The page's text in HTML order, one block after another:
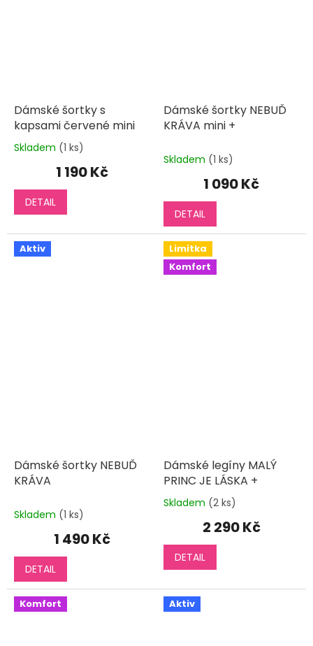
Dámské šortky s
kapsami červené mini
Průměrné
je
5,0
z
hvězdiček.
Skladem (1 ks)
1 190 Kč
DETAIL
Dámské šortky NEBUĎ
KRÁVA mini +
Skladem (1 ks)
1 090 Kč
DETAIL
Aktiv
Dámské šortky NEBUĎ
KRÁVA
Skladem (1 ks)
1 490 Kč
DETAIL
Limitka
Komfort
Dámské legíny MALÝ
PRINC JE LÁSKA +
Průměrné
produktu
je
5,0
z
hvězdiček.
Skladem (2 ks)
2 290 Kč
DETAIL
Komfort Aktiv